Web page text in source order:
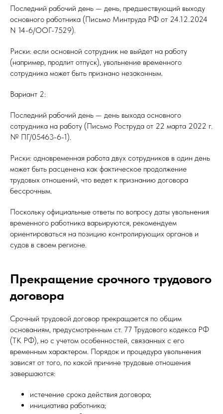
Последний рабочий день — день, предшествующий выходу
основного работника (Письмо Минтруда РФ от 24.12.2024
N 14-6/ООГ-7529).
Риски: если основной сотрудник не выйдет на работу
(например, продлит отпуск), увольнение временного
сотрудника может быть признано незаконным.
Вариант 2:
Последний рабочий день — день выхода основного
сотрудника на работу (Письмо Роструда от 22 марта 2022 г.
№ ПГ/05463-6-1).
Риски: одновременная работа двух сотрудников в один день
может быть расценена как фактическое продолжение
трудовых отношений, что ведет к признанию договора
бессрочным.
Поскольку официальные ответы по вопросу даты увольнения
временного работника варьируются, рекомендуем
ориентироваться на позицию контролирующих органов и
судов в своем регионе.
Прекращение срочного трудового
договора
Срочный трудовой договор прекращается по общим
основаниям, предусмотренным ст. 77 Трудового кодекса РФ
(ТК РФ), но с учетом особенностей, связанных с его
временным характером. Порядок и процедура увольнения
зависят от того, по какой причине трудовые отношения
завершаются:
истечение срока действия договора;
инициатива работника;